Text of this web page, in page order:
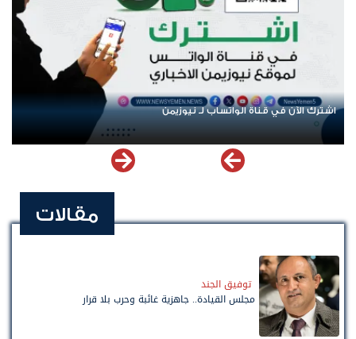
اشترك الآن في قناة الواتساب لـ نيوزيمن
مقالات
توفيق الجند
مجلس القيادة.. جاهزية غائبة وحرب بلا قرار